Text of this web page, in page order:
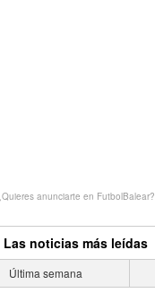
anunciarte en FutbolBalear?
Las noticias más leídas
Última semana